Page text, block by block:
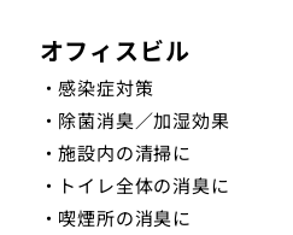
オフィスビル
・感染症対策
・除菌消臭／加湿効果
・施設内の清掃に
・トイレ全体の消臭に
・喫煙所の消臭に